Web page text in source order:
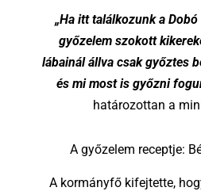
„Ha itt találkozunk a
győzelem szokott
lábainál állva csak győztes
és mi most is győzni
határozottan a
A győzelem receptje:
A kormányfő kifejtette,